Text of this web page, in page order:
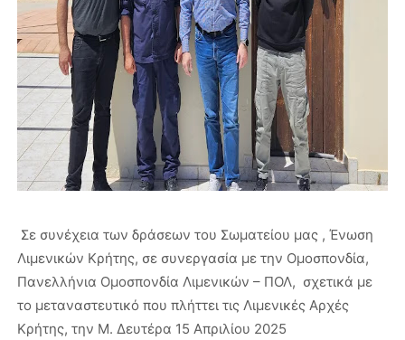
Σε συνέχεια των δράσεων του Σωματείου μας , Ένωση
Λιμενικών Κρήτης, σε συνεργασία με την Ομοσπονδία,
Πανελλήνια Ομοσπονδία Λιμενικών – ΠΟΛ, σχετικά με
το μεταναστευτικό που πλήττει τις Λιμενικές Αρχές
Κρήτης, την Μ. Δευτέρα 15 Απριλίου 2025